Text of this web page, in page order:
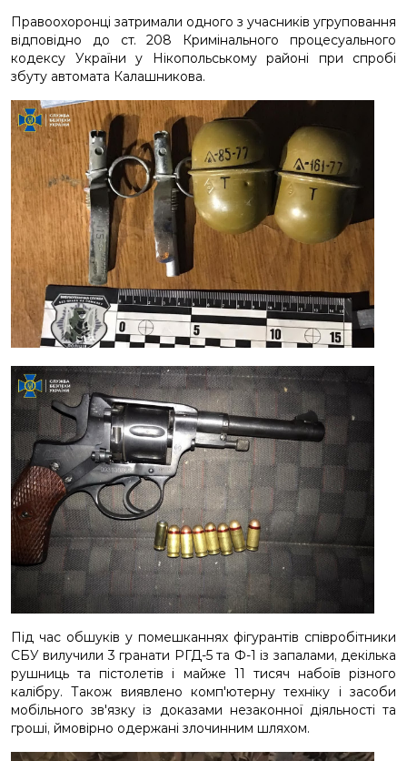
Правоохоронці затримали одного з учасників угруповання
відповідно до ст. 208 Кримінального процесуального
кодексу України у Нікопольському районі при спробі
збуту автомата Калашникова.
Під час обшуків у помешканнях фігурантів співробітники
СБУ вилучили 3 гранати РГД-5 та Ф-1 із запалами, декілька
рушниць та пістолетів і майже 11 тисяч набоїв різного
калібру. Також виявлено комп'ютерну техніку і засоби
мобільного зв'язку із доказами незаконної діяльності та
гроші, ймовірно одержані злочинним шляхом.